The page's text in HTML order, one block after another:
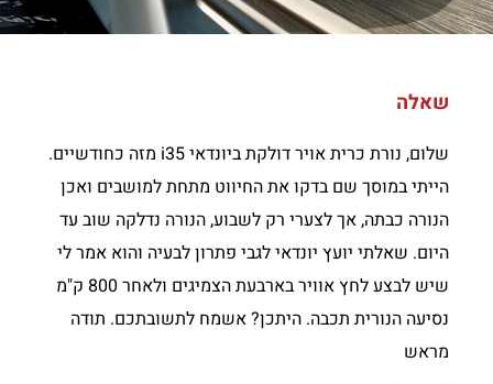
שאלה
שלום, נורת כרית אויר דולקת ביונדאי i35 מזה כחודשיים.
הייתי במוסך שם בדקו את החיווט מתחת למושבים ואכן
הנורה כבתה, אך לצערי רק לשבוע, הנורה נדלקה שוב עד
היום. שאלתי יועץ יונדאי לגבי פתרון לבעיה והוא אמר לי
שיש לבצע לחץ אוויר בארבעת הצמיגים ולאחר 800 ק"מ
נסיעה הנורית תכבה. היתכן? אשמח לתשובתכם. תודה
מראש